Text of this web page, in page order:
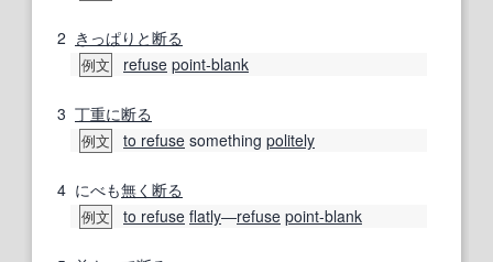
2 きっぱりと断る
例文 refuse point‐blank
3 丁重に断る
例文 to refuse something politely
4 にべも無く 断る
例文 to refuse flatly―refuse point-blank